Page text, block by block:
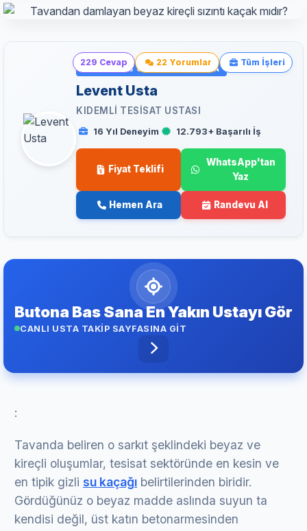
229 Cevap 22 Yorumlar Tüm İşleri
SORUYU CEVAPLAYAN USTA
Levent Usta
KIDEMLI TESISAT USTASI
16 Yıl Deneyim 12.793+ Başarılı İş
Fiyat Teklifi
WhatsApp'tan
Yaz
Hemen Ara Randevu Al
Butona Bas Sana En Yakın Ustayı Gör
CANLI USTA TAKİP SAYFASINA GİT
:
Tavanda beliren o sarkıt şeklindeki beyaz ve
kireçli oluşumlar, tesisat sektöründe en kesin ve
en tipik gizli su kaçağı belirtilerinden biridir.
Gördüğünüz o beyaz madde aslında suyun ta
kendisi değil, üst katın betonarmesinden